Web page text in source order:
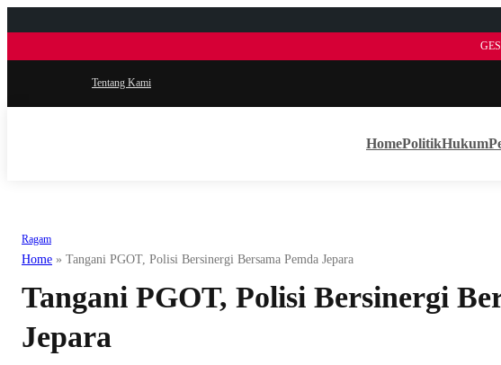
Tentang Kami
HomePolitikHukum
Ragam
Home » Tangani PGOT, Polisi Bersinergi Bersama Pemda Jepara
Tangani PGOT, Polisi Bersinergi
Jepara